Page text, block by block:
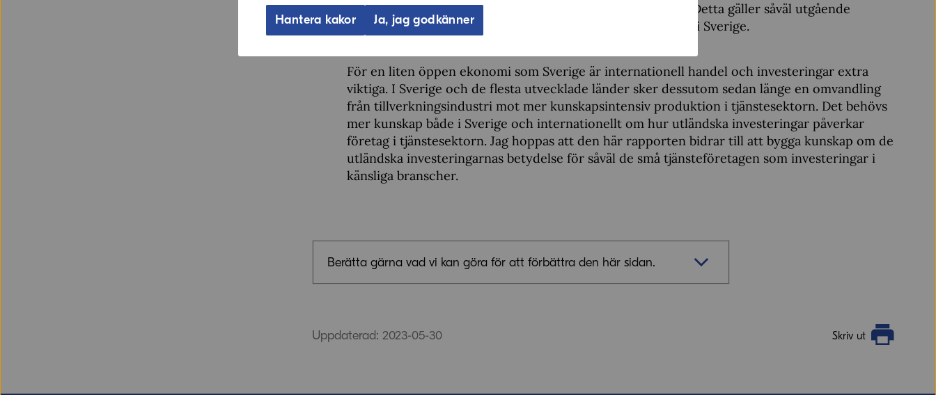
skapar sysselsättning och bidrar till ekonomisk utveckling. Detta gäller såväl utgående
svenska investeringar som utländska företags investeringar i Sverige.
För en liten öppen ekonomi som Sverige är internationell handel och investeringar extra
viktiga. I Sverige och de flesta utvecklade länder sker dessutom sedan länge en omvandling
från tillverkningsindustri mot mer kunskapsintensiv produktion i tjänstesektorn. Det behövs
mer kunskap både i Sverige och internationellt om hur utländska investeringar påverkar
företag i tjänstesektorn. Jag hoppas att den här rapporten bidrar till att bygga kunskap om de
utländska investeringarnas betydelse för såväl de små tjänsteföretagen som investeringar i
känsliga branscher.
Berätta gärna vad vi kan göra för att förbättra den här sidan.
Uppdaterad: 2023-05-30 Skriv ut
Hantera kakor Ja, jag godkänner